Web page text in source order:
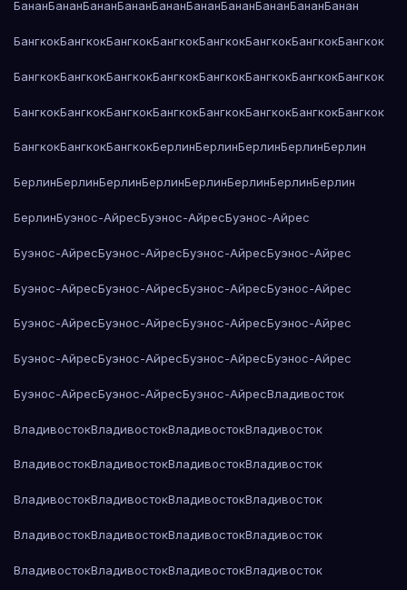
БананБананБананБананБананБананБананБананБананБанан
БангкокБангкокБангкокБангкокБангкокБангкокБангкокБангкок
БангкокБангкокБангкокБангкокБангкокБангкокБангкокБангкок
БангкокБангкокБангкокБангкокБангкокБангкокБангкокБангкок
БангкокБангкокБангкокБерлинБерлинБерлинБерлинБерлин
БерлинБерлинБерлинБерлинБерлинБерлинБерлинБерлин
БерлинБуэнос-АйресБуэнос-АйресБуэнос-Айрес
Буэнос-АйресБуэнос-АйресБуэнос-АйресБуэнос-Айрес
Буэнос-АйресБуэнос-АйресБуэнос-АйресБуэнос-Айрес
Буэнос-АйресБуэнос-АйресБуэнос-АйресБуэнос-Айрес
Буэнос-АйресБуэнос-АйресБуэнос-АйресБуэнос-Айрес
Буэнос-АйресБуэнос-АйресБуэнос-АйресВладивосток
ВладивостокВладивостокВладивостокВладивосток
ВладивостокВладивостокВладивостокВладивосток
ВладивостокВладивостокВладивостокВладивосток
ВладивостокВладивостокВладивостокВладивосток
ВладивостокВладивостокВладивостокВладивосток